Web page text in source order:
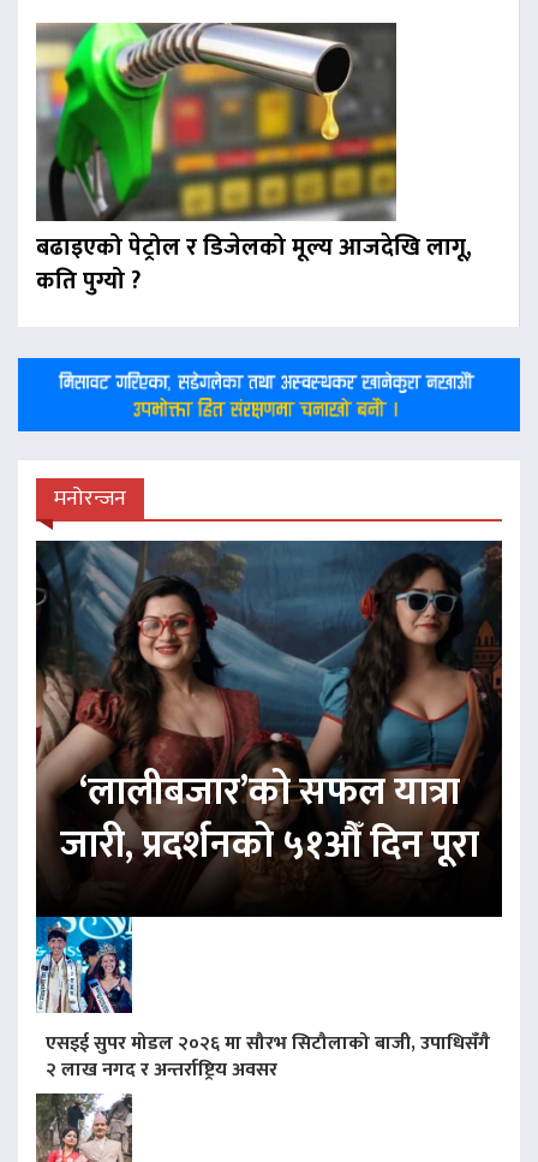
बढाइएको पेट्रोल र डिजेलको मूल्य आजदेखि लागू,
कति पुग्यो ?
मनोरन्जन
‘लालीबजार’को सफल यात्रा
जारी, प्रदर्शनको ५१औँ दिन पूरा
एसइई सुपर मोडल २०२६ मा सौरभ सिटौलाको बाजी, उपाधिसँगै
२ लाख नगद र अन्तर्राष्ट्रिय अवसर